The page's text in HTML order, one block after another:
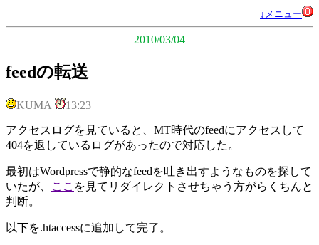
↓メニュー
2010/03/04
feedの転送
KUMA 13:23
アクセスログを見ていると、MT時代のfeedにアクセスして
404を返しているログがあったので対応した。
最初はWordpressで静的なfeedを吐き出すようなものを探して
いたが、
ここ を見てリダイレクトさせちゃう方がらくちんと
判断。
以下を.htaccessに追加して完了。